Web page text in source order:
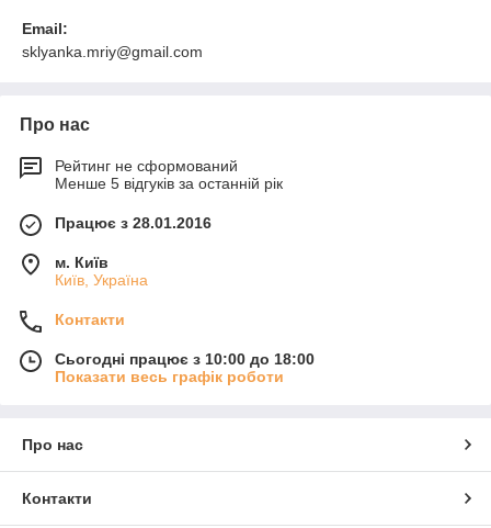
Email:
sklyanka.mriy@gmail.com
Про нас
Рейтинг не сформований
Менше 5 відгуків за останній рік
Працює з 28.01.2016
м. Київ
Київ, Україна
Контакти
Сьогодні працює з 10:00 до 18:00
Показати весь графік роботи
Про нас
Контакти